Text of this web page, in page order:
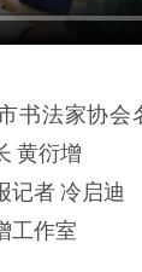
书法家协会
黄衍增
记者 冷启迪
工作室